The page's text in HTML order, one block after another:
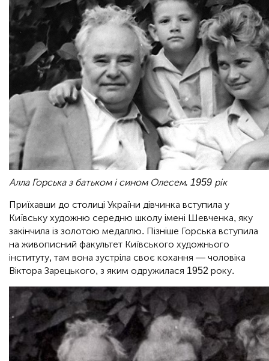
Алла Горська з батьком і сином Олесем. 1959 рік
Приїхавши до столиці України дівчинка вступила у
Київську художню середню школу імені Шевченка, яку
закінчила із золотою медаллю. Пізніше Горська вступила
на живописний факультет Київського художнього
інституту, там вона зустріла своє кохання — чоловіка
Віктора Зарецького, з яким одружилася 1952 року.